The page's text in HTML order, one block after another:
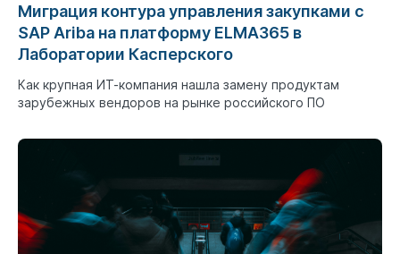
Миграция контура управления закупками с
SAP Ariba на платформу ELMA365 в
Лаборатории Касперского
Как крупная ИТ-компания нашла замену продуктам
зарубежных вендоров на рынке российского ПО